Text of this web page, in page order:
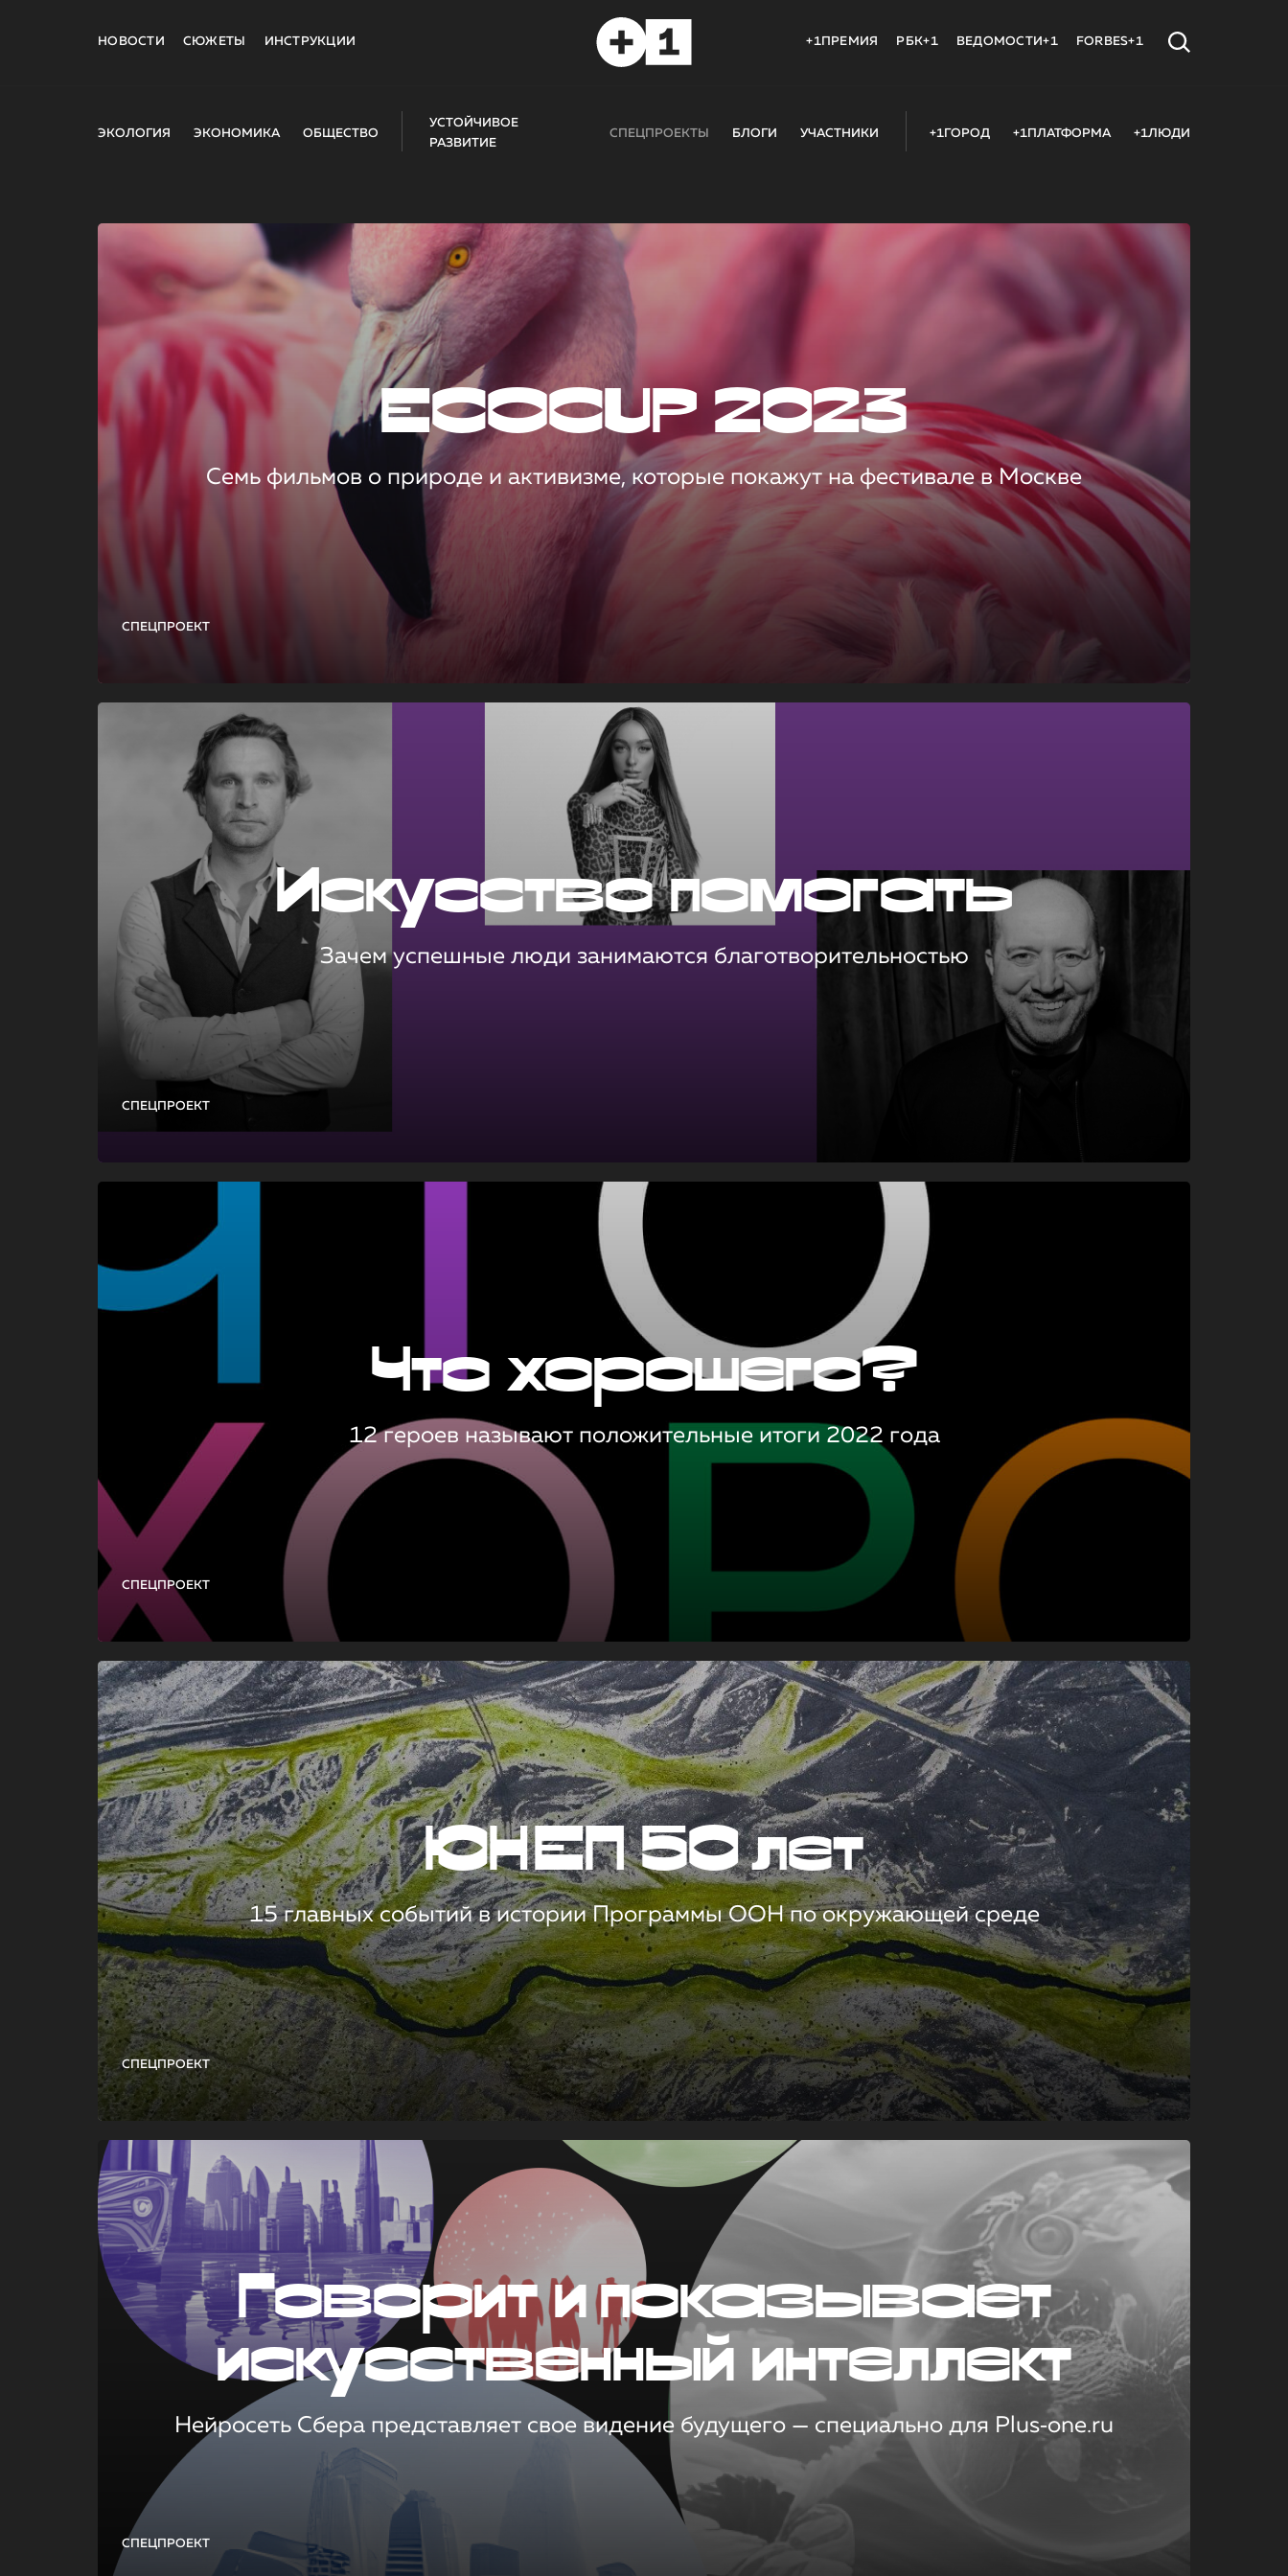
НОВОСТИ СЮЖЕТЫ ИНСТРУКЦИИ +1ПРЕМИЯ РБК+1 ВЕДОМОСТИ+1 FORBES+1
ЭКОЛОГИЯ ЭКОНОМИКА ОБЩЕСТВО
УСТОЙЧИВОЕ
РАЗВИТИЕ
СПЕЦПРОЕКТЫ БЛОГИ УЧАСТНИКИ +1ГОРОД +1ПЛАТФОРМА +1ЛЮДИ
СПЕЦПРОЕКТ
ECOCUP 2023
Семь фильмов о природе и активизме, которые покажут на фестивале в Москве
СПЕЦПРОЕКТ
Искусство помогать
Зачем успешные люди занимаются благотворительностью
СПЕЦПРОЕКТ
Что хорошего?
12 героев называют положительные итоги 2022 года
СПЕЦПРОЕКТ
ЮНЕП 50 лет
15 главных событий в истории Программы ООН по окружающей среде
СПЕЦПРОЕКТ
Говорит и показывает
искусственный интеллект
Нейросеть Сбера представляет свое видение будущего — специально для Plus‑one.ru